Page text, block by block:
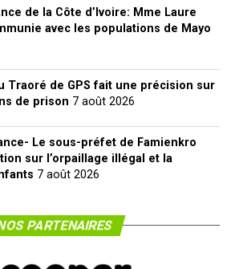
de la Côte d’Ivoire: Mme Laure
avec les populations de Mayo
Traoré de GPS fait une précision sur
de prison 7 août 2026
Le sous-préfet de Famienkro
sur l’orpaillage illégal et la
7 août 2026
PARTENAIRES